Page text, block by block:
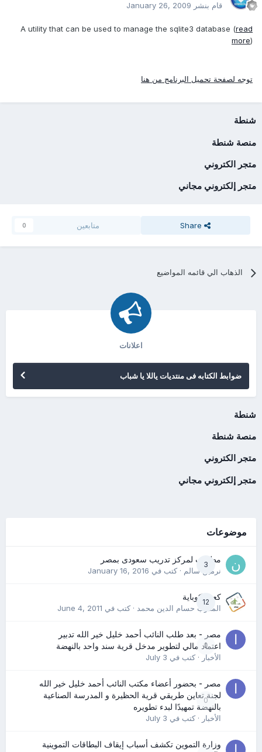
قام بنشر January 26, 2009
A utility that can be used to manage the sqlite3 database (read
more
توجه لصفحة تحميل البرنامج من هنا
شنطة
منصة شنطة
متجر الكتروني
متجر إلكتروني مجاني
Share متابعين 0
الذهاب الي قائمه المواضيع
اعلانات
ضوابط الكتابه فى منتديات ياللا يا شباب
شنطة
منصة شنطة
متجر الكتروني
متجر إلكتروني مجاني
موضوعات
3
مطلوب لمركز تدريب سعودى بمصر
نرمين سالم· كتب في January 16, 2016
12
كعب كوباية
المدرب حسام الدين محمد· كتب في June 4, 2011
0
مصر - بعد طلب النائب أحمد خليل خير الله تدبير
اعتماد مالي لتطوير مدخل قرية سند واحد بالنهضة
الأخبار· كتب في July 3
0
مصر - بحضور أعضاء مكتب النائب أحمد خليل خير الله
لجنة تعاين طريقي قرية الحظيرة و المدرسة الصناعية
بالنهضة تمهيدًا لبدء تطويره
الأخبار· كتب في July 3
وزارة التموين تكشف أسباب إيقاف البطاقات التموينية